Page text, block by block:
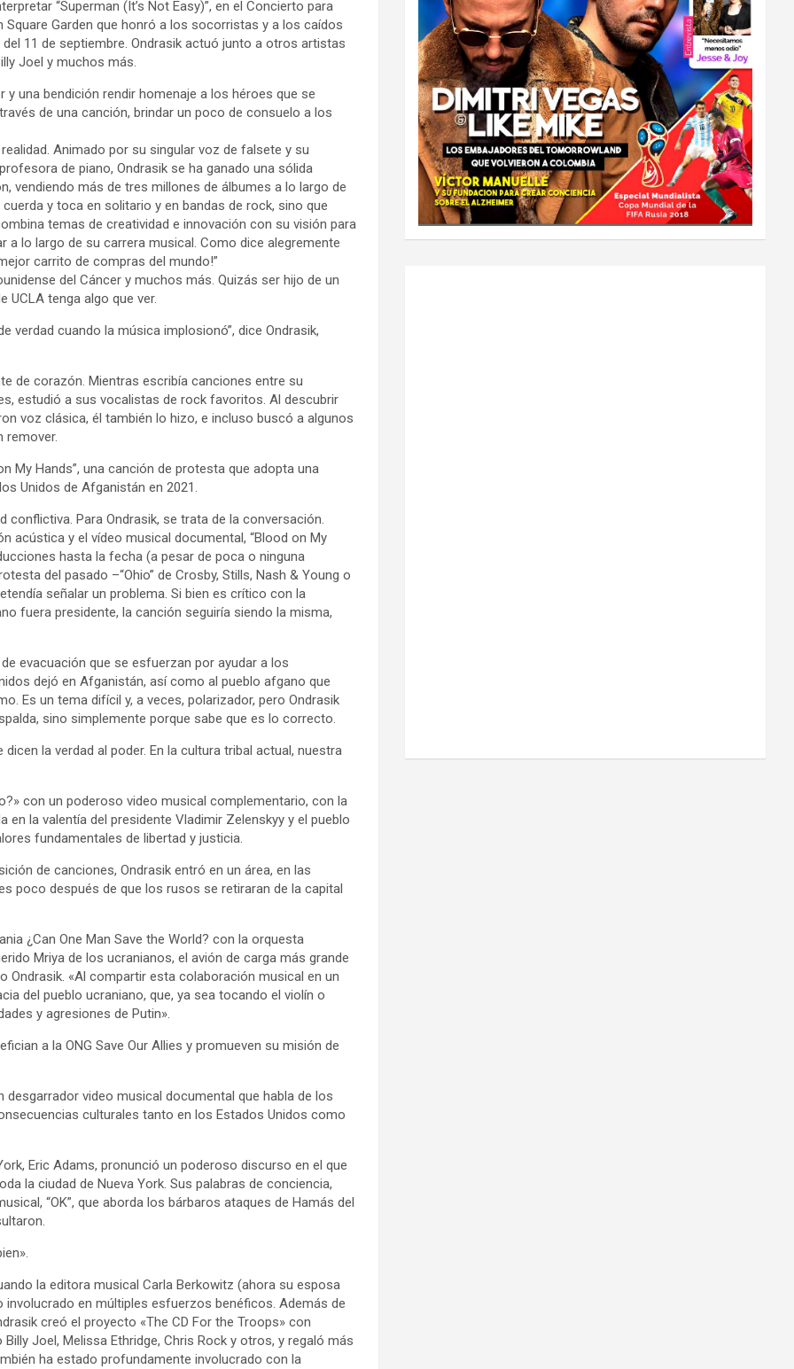
“Superman (It’s Not Easy)”, en el Concierto para
Garden que honró a los socorristas y a los caídos
11 de septiembre. Ondrasik actuó junto a otros artistas
Joel y muchos más.
y una bendición rendir homenaje a los héroes que se
de una canción, brindar un poco de consuelo a los
Animado por su singular voz de falsete y su
de piano, Ondrasik se ha ganado una sólida
vendiendo más de tres millones de álbumes a lo largo de
y toca en solitario y en bandas de rock, sino que
temas de creatividad e innovación con su visión para
lo largo de su carrera musical. Como dice alegremente
carrito de compras del mundo!”
del Cáncer y muchos más. Quizás ser hijo de un
tenga algo que ver.
verdad cuando la música implosionó”, dice Ondrasik,
de corazón. Mientras escribía canciones entre su
estudió a sus vocalistas de rock favoritos. Al descubrir
voz clásica, él también lo hizo, e incluso buscó a algunos
remover.
My Hands”, una canción de protesta que adopta una
Unidos de Afganistán en 2021.
conflictiva. Para Ondrasik, se trata de la conversación.
acústica y el vídeo musical documental, “Blood on My
hasta la fecha (a pesar de poca o ninguna
del pasado –“Ohio” de Crosby, Stills, Nash & Young o
señalar un problema. Si bien es crítico con la
fuera presidente, la canción seguiría siendo la misma,
evacuación que se esfuerzan por ayudar a los
dejó en Afganistán, así como al pueblo afgano que
Es un tema difícil y, a veces, polarizador, pero Ondrasik
sino simplemente porque sabe que es lo correcto.
la verdad al poder. En la cultura tribal actual, nuestra
con un poderoso video musical complementario, con la
en la valentía del presidente Vladimir Zelenskyy y el pueblo
fundamentales de libertad y justicia.
de canciones, Ondrasik entró en un área, en las
poco después de que los rusos se retiraran de la capital
¿Can One Man Save the World? con la orquesta
Mriya de los ucranianos, el avión de carga más grande
Ondrasik. «Al compartir esta colaboración musical en un
del pueblo ucraniano, que, ya sea tocando el violín o
y agresiones de Putin».
a la ONG Save Our Allies y promueven su misión de
desgarrador video musical documental que habla de los
culturales tanto en los Estados Unidos como
Eric Adams, pronunció un poderoso discurso en el que
la ciudad de Nueva York. Sus palabras de conciencia,
“OK”, que aborda los bárbaros ataques de Hamás del
la editora musical Carla Berkowitz (ahora su esposa
en múltiples esfuerzos benéficos. Además de
creó el proyecto «The CD For the Troops» con
Joel, Melissa Ethridge, Chris Rock y otros, y regaló más
ha estado profundamente involucrado con la